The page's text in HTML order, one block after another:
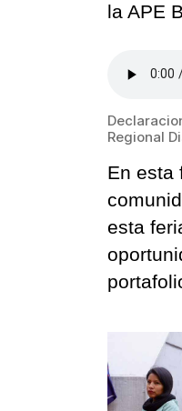
la APE
Regional
En esta
esta